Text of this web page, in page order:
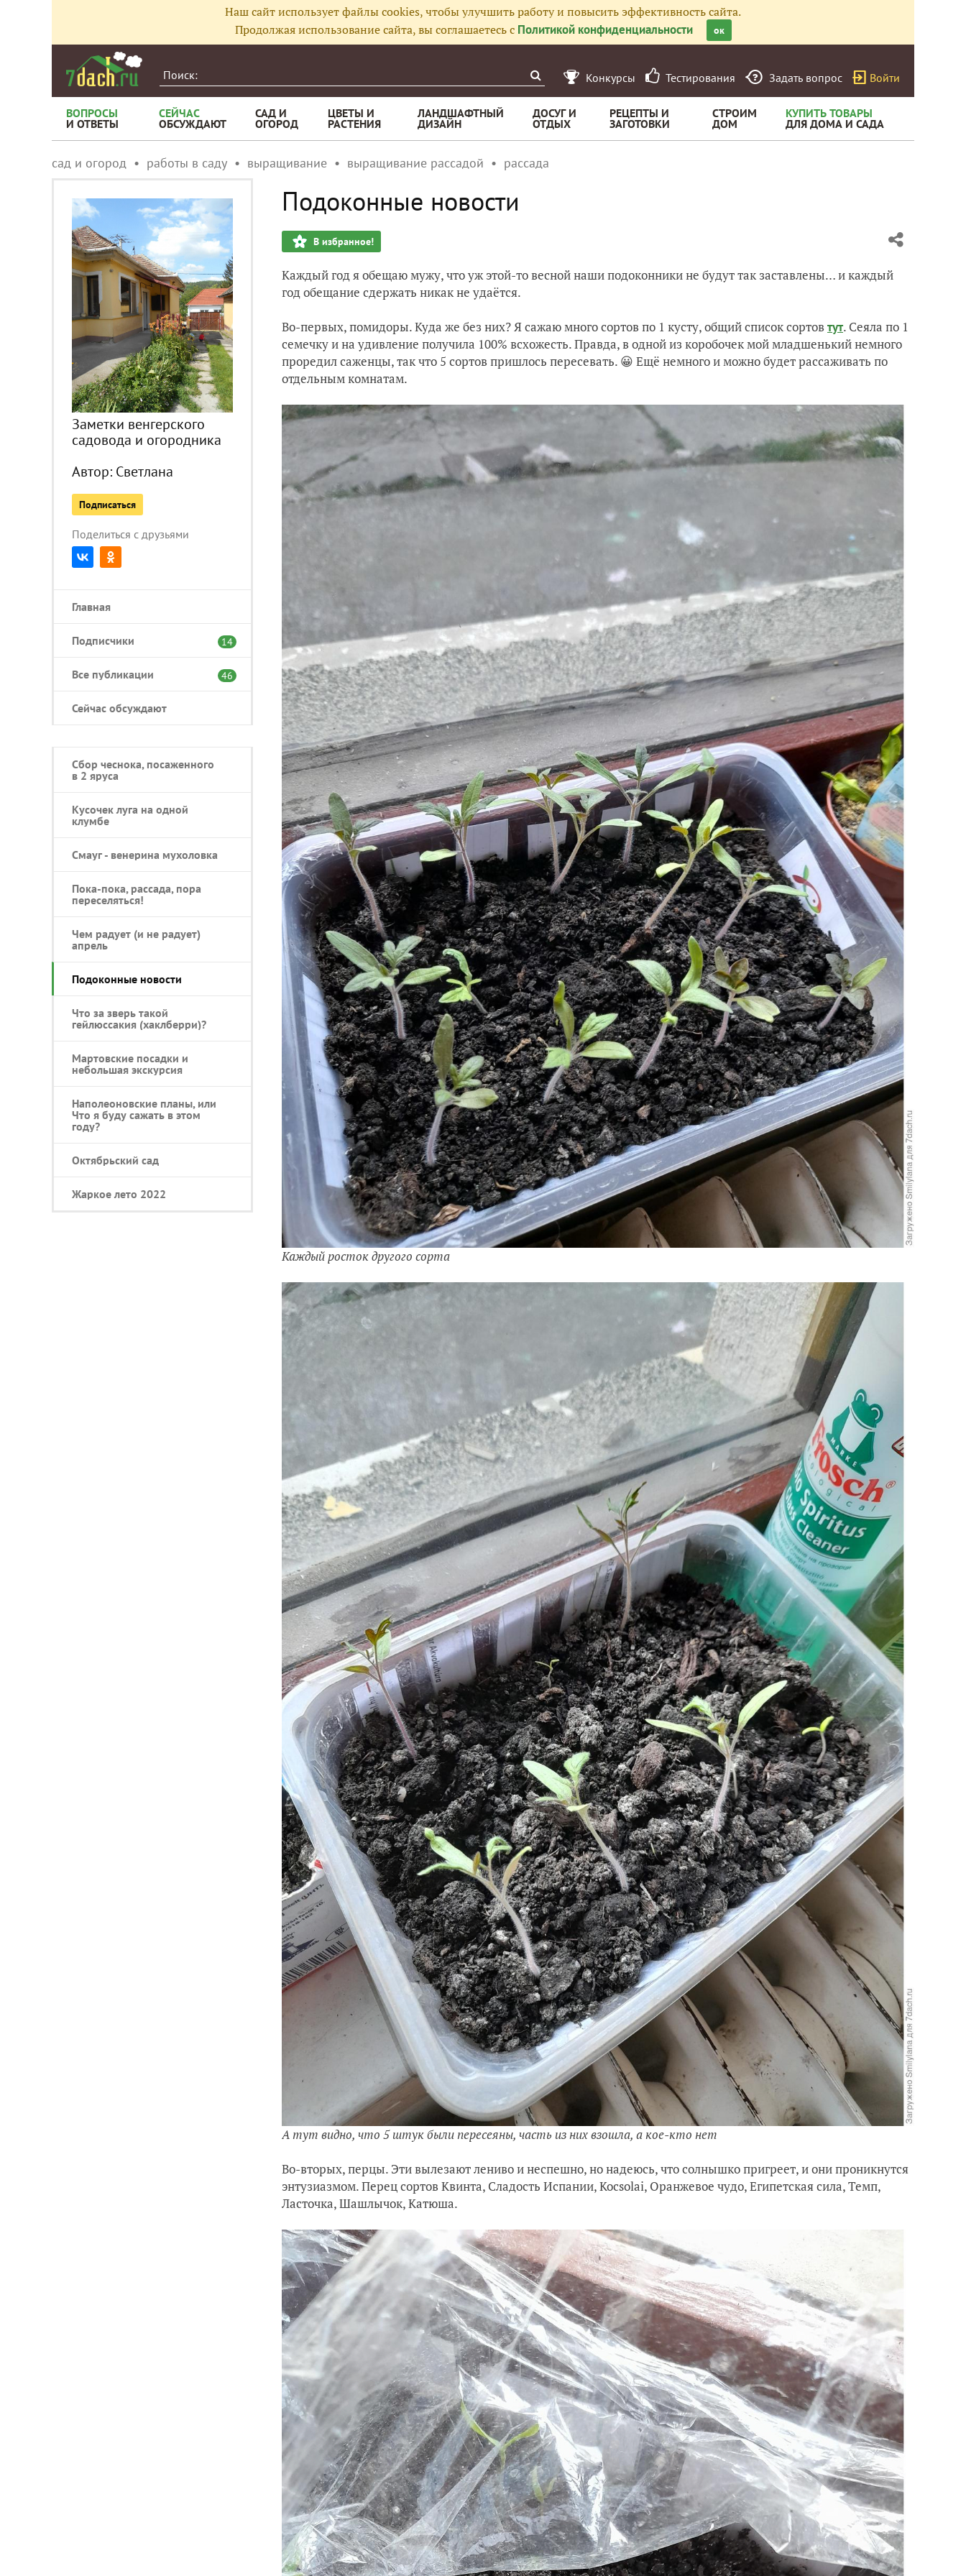
Наш сайт использует файлы cookies, чтобы улучшить работу и повысить эффективность сайта.
Продолжая использование сайта, вы соглашаетесь с Политикой конфиденциальности ок
Конкурсы Тестирования Задать вопрос Войти
ВОПРОСЫ
И ОТВЕТЫ
СЕЙЧАС
ОБСУЖДАЮТ
САД И
ОГОРОД
ЦВЕТЫ И
РАСТЕНИЯ
ЛАНДШАФТНЫЙ
ДИЗАЙН
ДОСУГ И
ОТДЫХ
РЕЦЕПТЫ И
ЗАГОТОВКИ
СТРОИМ
ДОМ
КУПИТЬ ТОВАРЫ
ДЛЯ ДОМА И САДА
сад и огород работы в саду выращивание выращивание рассадой рассада
Заметки венгерского
садовода и огородника
Автор: Светлана
Подписаться
Поделиться с друзьями
Главная
Подписчики 14
Все публикации 46
Сейчас обсуждают
Сбор чеснока, посаженного
в 2 яруса
Кусочек луга на одной
клумбе
Смауг - венерина мухоловка
Пока-пока, рассада, пора
переселяться!
Чем радует (и не радует)
апрель
Подоконные новости
Что за зверь такой
гейлюссакия (хаклберри)?
Мартовские посадки и
небольшая экскурсия
Наполеоновские планы, или
Что я буду сажать в этом
году?
Октябрьский сад
Жаркое лето 2022
Подоконные новости
В избранное!
Каждый год я обещаю мужу, что уж этой-то весной наши подоконники не будут так заставлены… и каждый
год обещание сдержать никак не удаётся.
Во-первых, помидоры. Куда же без них? Я сажаю много сортов по 1 кусту, общий список сортовтут. Сеяла по 1
семечку и на удивление получила 100% всхожесть. Правда, в одной из коробочек мой младшенький немного
проредил саженцы, так что 5 сортов пришлось пересевать. 😀 Ещё немного и можно будет рассаживать по
отдельным комнатам.
Каждый росток другого сорта
А тут видно, что 5 штук были пересеяны, часть из них взошла, а кое-кто нет
Во-вторых, перцы. Эти вылезают лениво и неспешно, но надеюсь, что солнышко пригреет, и они проникнутся
энтузиазмом. Перец сортов Квинта, Сладость Испании, Kocsolai, Оранжевое чудо, Египетская сила, Темп,
Ласточка, Шашлычок, Катюша.